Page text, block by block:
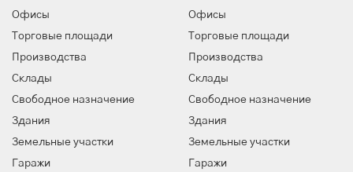
Офисы
Торговые площади
Производства
Склады
Свободное назначение
Здания
Земельные участки
Гаражи
Офисы
Торговые площади
Производства
Склады
Свободное назначение
Здания
Земельные участки
Гаражи